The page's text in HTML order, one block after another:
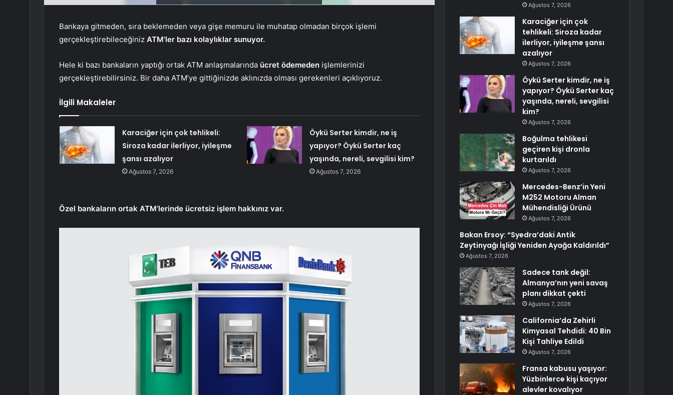
Bankaya gitmeden, sıra beklemeden veya gişe memuru ile muhatap olmadan birçok işlemi
gerçekleştirebileceğiniz ATM’ler bazı kolaylıklar sunuyor.
Hele ki bazı bankaların yaptığı ortak ATM anlaşmalarında ücret ödemeden işlemlerinizi
gerçekleştirebilirsiniz. Bir daha ATM’ye gittiğinizde aklınızda olması gerekenleri açıklıyoruz.
İlgili Makaleler
Karaciğer için çok tehlikeli:
Siroza kadar ilerliyor, iyileşme
şansı azalıyor
Ağustos 7, 2026
Öykü Serter kimdir, ne iş
yapıyor? Öykü Serter kaç
yaşında, nereli, sevgilisi kim?
Ağustos 7, 2026
Özel bankaların ortak ATM’lerinde ücretsiz işlem hakkınız var.
Ağustos 7, 2026
Karaciğer için çok
tehlikeli: Siroza kadar
ilerliyor, iyileşme şansı
azalıyor
Ağustos 7, 2026
Öykü Serter kimdir, ne iş
yapıyor? Öykü Serter kaç
yaşında, nereli, sevgilisi
kim?
Ağustos 7, 2026
Boğulma tehlikesi
geçiren kişi dronla
kurtarıldı
Ağustos 7, 2026
Mercedes-Benz’in Yeni
M252 Motoru Alman
Mühendisliği Ürünü
Ağustos 7, 2026
Bakan Ersoy: “Syedra’daki Antik
Zeytinyağı İşliği Yeniden Ayağa Kaldırıldı”
Ağustos 7, 2026
Sadece tank değil:
Almanya’nın yeni savaş
planı dikkat çekti
Ağustos 7, 2026
California’da Zehirli
Kimyasal Tehdidi: 40 Bin
Kişi Tahliye Edildi
Ağustos 7, 2026
Fransa kabusu yaşıyor:
Yüzbinlerce kişi kaçıyor
alevler kovalıyor